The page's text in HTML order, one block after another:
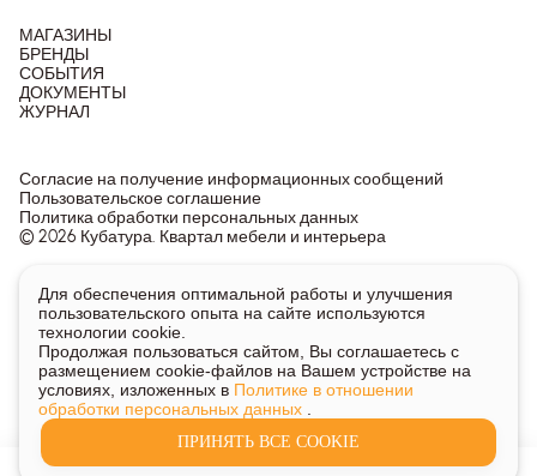
МАГАЗИНЫ
БРЕНДЫ
СОБЫТИЯ
ДОКУМЕНТЫ
ЖУРНАЛ
© 2026 Кубатура. Квартал мебели и интерьера
Согласие на получение информационных сообщений
Пользовательское соглашение
Политика обработки персональных данных
Информация о товарах и ценах на сайте не является
публичной офертой, носит исключительно информационный
характер.
Для получения подробной информации о наличии и стоимости
указанных товаров и услуг напишите или позвоните нам.
Для обеспечения оптимальной работы и улучшения
пользовательского опыта на сайте используются
технологии cookie.
Продолжая пользоваться сайтом, Вы соглашаетесь с
размещением cookie-файлов на Вашем устройстве на
условиях, изложенных в Политике в отношении
обработки персональных данных
ПРИНЯТЬ ВСЕ COOKIE